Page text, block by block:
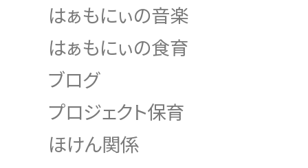
はぁもにぃの音楽
はぁもにぃの食育
ブログ
プロジェクト保育
ほけん関係